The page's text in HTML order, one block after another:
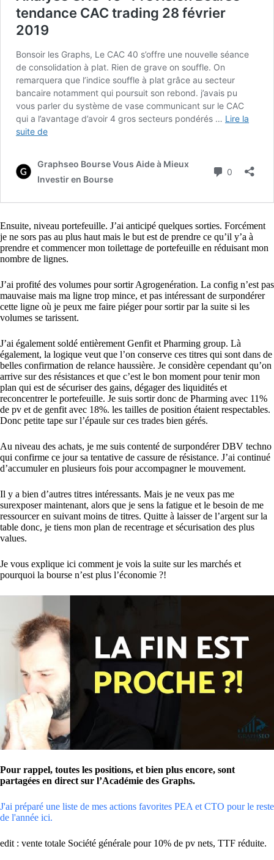
Ensuite, niveau portefeuille. J’ai anticipé quelques sorties. Forcément
je ne sors pas au plus haut mais le but est de prendre ce qu’il y’a à
prendre et commencer mon toilettage de portefeuille en réduisant mon
nombre de lignes.
J’ai profité des volumes pour sortir Agrogenération. La config n’est pas
mauvaise mais ma ligne trop mince, et pas intéressant de surpondérer
cette ligne où je peux me faire piéger pour sortir par la suite si les
volumes se tarissent.
J’ai également soldé entièrement Genfit et Pharming group. Là
également, la logique veut que l’on conserve ces titres qui sont dans de
belles confirmation de relance haussière. Je considère cependant qu’on
arrive sur des résistances et que c’est le bon moment pour tenir mon
plan qui est de sécuriser des gains, dégager des liquidités et
reconcentrer le portefeuille. Je suis sortir donc de Pharming avec 11%
de pv et de genfit avec 18%. les tailles de position étaient respectables.
Donc petite tape sur l’épaule sur ces trades bien gérés.
Au niveau des achats, je me suis contenté de surpondérer DBV techno
qui confirme ce jour sa tentative de cassure de résistance. J’ai continué
d’accumuler en plusieurs fois pour accompagner le mouvement.
Il y a bien d’autres titres intéressants. Mais je ne veux pas me
surexposer maintenant, alors que je sens la fatigue et le besoin de me
ressourcer en suivant moins de titres. Quitte à laisser de l’argent sur la
table donc, je tiens mon plan de recentrage et sécurisation des plus
values.
Je vous explique ici comment je vois la suite sur les marchés et
pourquoi la bourse n’est plus l’économie ?!
Pour rappel, toutes les positions, et bien plus encore, sont
partagées en direct sur l’Académie des Graphs.
J'ai préparé une liste de mes actions favorites PEA et CTO pour le reste
de l'année ici.
edit : vente totale Société générale pour 10% de pv nets, TTF réduite.